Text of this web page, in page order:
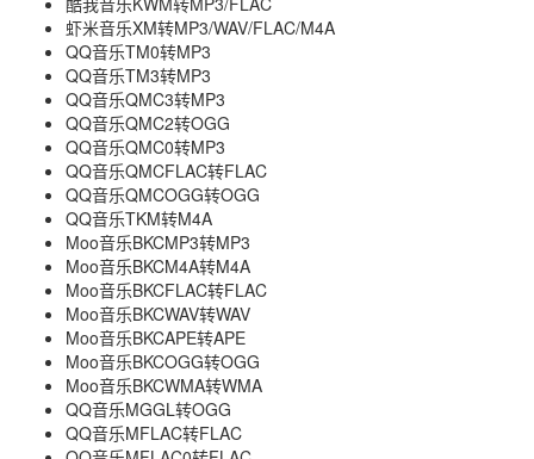
虾米音乐XM转MP3/WAV/FLAC/M4A
QQ音乐TM0转MP3
QQ音乐TM3转MP3
QQ音乐QMC3转MP3
QQ音乐QMC2转OGG
QQ音乐QMC0转MP3
QQ音乐QMCFLAC转FLAC
QQ音乐QMCOGG转OGG
QQ音乐TKM转M4A
Moo音乐BKCMP3转MP3
Moo音乐BKCM4A转M4A
Moo音乐BKCFLAC转FLAC
Moo音乐BKCWAV转WAV
Moo音乐BKCAPE转APE
Moo音乐BKCOGG转OGG
Moo音乐BKCWMA转WMA
QQ音乐MGGL转OGG
QQ音乐MFLAC转FLAC